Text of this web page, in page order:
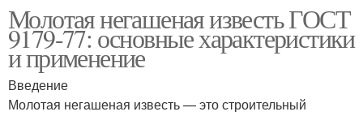
Молотая негашеная известь ГОСТ
9179-77: основные характеристики
и применение
Введение
Молотая негашеная известь — это строительный